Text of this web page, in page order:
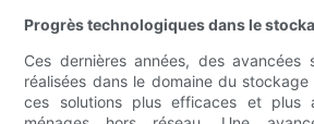
Progrès technologiques dans le
Ces dernières années, des avancées
réalisées dans le domaine du
ces solutions plus efficaces et plus